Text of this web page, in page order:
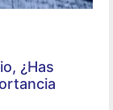
¿Has